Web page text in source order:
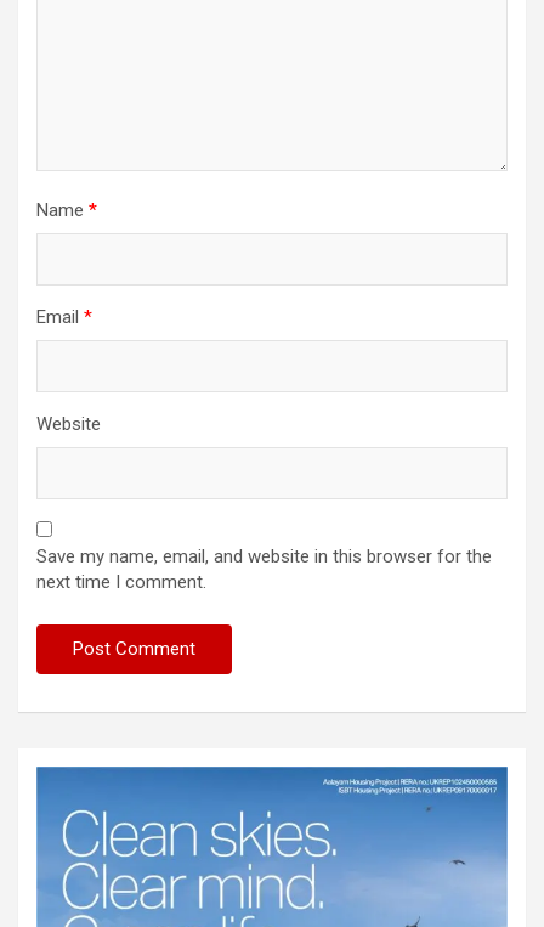
Name *
Email *
Website
Save my name, email, and website in this browser for the
next time I comment.